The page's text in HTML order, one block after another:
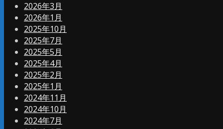
2026年3月
2026年1月
2025年10月
2025年7月
2025年5月
2025年4月
2025年2月
2025年1月
2024年11月
2024年10月
2024年7月